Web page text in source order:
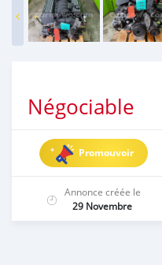
Négociable
Promouvoir
Annonce créée le
29 Novembre